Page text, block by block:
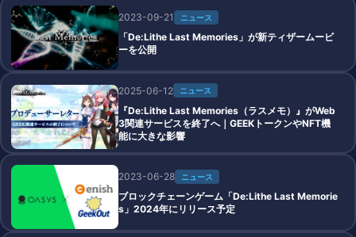
2023-09-21 ニュース
「De:Lithe Last Memories」が新ティザームービ
ーを公開
2025-06-12 ニュース
『De:Lithe Last Memories（ラスメモ）』がWeb
3関連サービスを終了へ｜GEEKトークンやNFT機
能に大きな影響
2023-06-28 ニュース
ブロックチェーンゲーム「De:Lithe Last Memorie
s」2024年にリリース予定